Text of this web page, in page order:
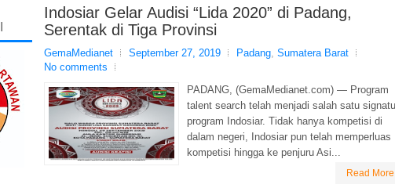
Indosiar Gelar Audisi “Lida 2020” di Padang,
Serentak di Tiga Provinsi
GemaMedianet September 27, 2019 Padang, Sumatera Barat
No comments
PADANG, (GemaMedianet.com) — Program
talent search telah menjadi salah satu
program Indosiar. Tidak hanya kompetisi di
dalam negeri, Indosiar pun telah memperluas
kompetisi hingga ke penjuru Asi...
Read More